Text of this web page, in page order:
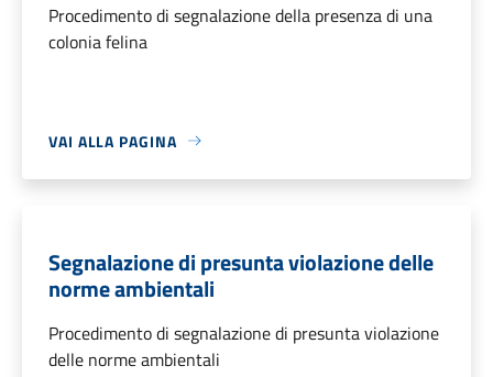
Procedimento di segnalazione della presenza di una
colonia felina
VAI ALLA PAGINA
Segnalazione di presunta violazione delle
norme ambientali
Procedimento di segnalazione di presunta violazione
delle norme ambientali